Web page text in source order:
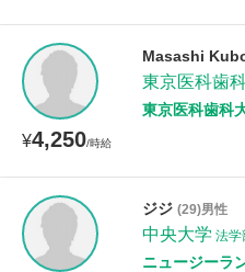
¥4,250/時給
Masashi
東京医科歯
東京医科歯科
ジジ (29)男性
中央大学 法学
ニュージーラ